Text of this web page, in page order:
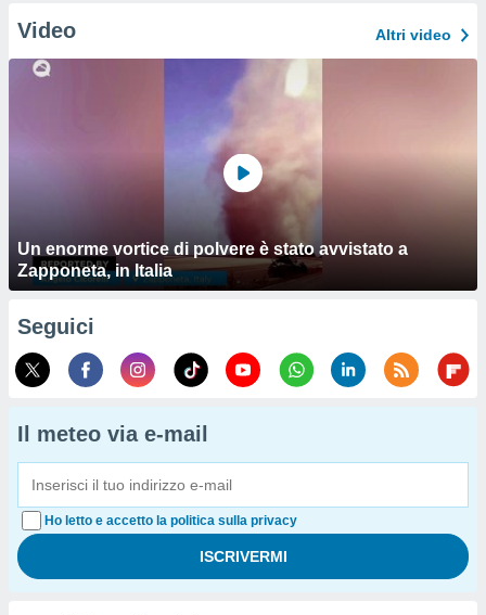
Video Altri video
Un enorme vortice di polvere è stato avvistato a
Zapponeta, in Italia
Seguici
Il meteo via e-mail
Ho letto e accetto la politica sulla privacy